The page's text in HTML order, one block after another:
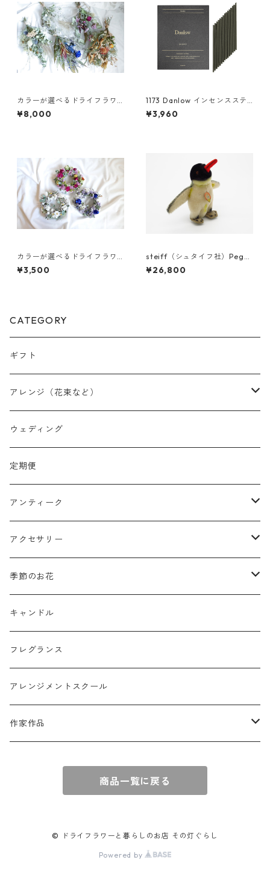
カラーが選べるドライフラワ
ースワッグL
¥8,000
1173 Danlow インセンスステ
ィック-SHVERPOT(シュヴァ
ーポット)-
¥3,960
カラーが選べるドライフラワ
ーリースS
¥3,500
steiff（シュタイフ社）Pegg
y オブジェ 052
¥26,800
CATEGORY
ギフト
アレンジ（花束など）
スワッグ
リース
クリスマスリース
フラワーボックス
ミニフレーム
リングピロー
フラワーバスケット
壁掛けアレンジ
球体アレンジ
キャンドル
ウェディング
定期便
アンティーク
花器
オブジェ
雑貨
動物
アクセサリー
アクセサリー
semeno
買付品
季節のお花
ミモザ
スモークツリー
キャンドル
フレグランス
アレンジメントスクール
作家作品
商品一覧に戻る
© ドライフラワーと暮らしのお店 その灯ぐらし
Powered by